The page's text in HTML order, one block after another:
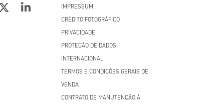
IMPRESSUM
CRÉDITO FOTOGRÁFICO
PRIVACIDADE
PROTEÇÃO DE DADOS
INTERNACIONAL
TERMOS E CONDIÇÕES GERAIS DE
VENDA
CONTRATO DE MANUTENÇÃO À